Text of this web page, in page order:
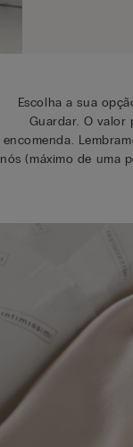
Escolha a sua
Guardar. O valor
encomenda.
nós (máximo de uma